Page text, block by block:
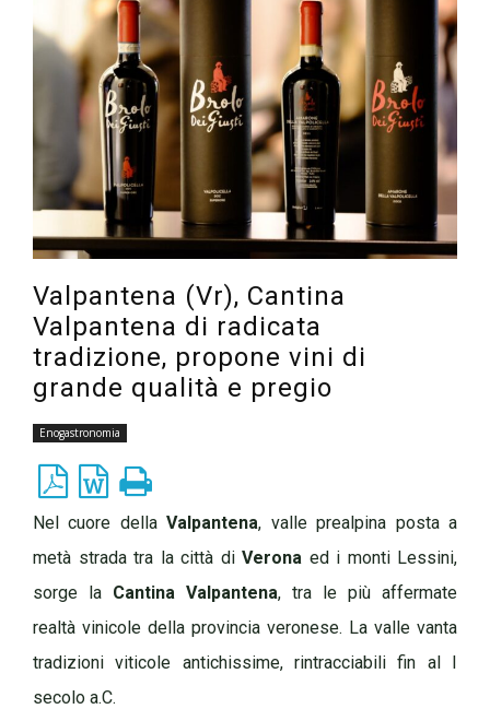
Viaggio
Valpantena (Vr), Cantina
Valpantena di radicata
tradizione, propone vini di
grande qualità e pregio
Enogastronomia
Nel cuore dellaValpantena, valle prealpina posta a
metà strada tra la città di Verona ed i monti Lessini,
sorge la Cantina Valpantena, tra le più affermate
realtà vinicole della provincia veronese. La valle vanta
tradizioni viticole antichissime, rintracciabili fin al I
secolo a.C.